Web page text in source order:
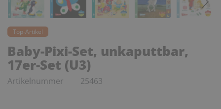
Top-Artikel
Baby-Pixi-Set, unkaputtbar,
17er-Set (U3)
Artikelnummer 25463